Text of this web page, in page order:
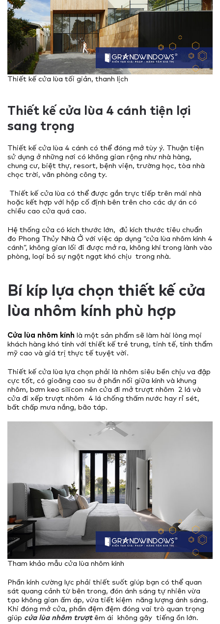
Thiết kế cửa lùa tối giản, thanh lịch
Thiết kế cửa lùa 4 cánh tiện lợi
sang trọng
Thiết kế cửa lùa 4 cánh có thể đóng mở tùy ý. Thuận tiện
sử dụng ở những nơi có không gian rộng như nhà hàng,
chung cư, biệt thự, resort, bệnh viện, trường học, tòa nhà
chọc trời, văn phòng công ty.
Thiết kế cửa lùa có thể được gắn trực tiếp trên mái nhà
hoặc kết hợp với hộp cố định bên trên cho các dự án có
chiều cao cửa quá cao.
Hệ thống cửa có kích thước lớn, đủ kích thước tiêu chuẩn
đo Phong Thủy Nhà Ở với việc áp dụng “cửa lùa nhôm kính 4
cánh”, không gian lối đi được mở ra, không khí trong lành vào
phòng, loại bỏ sự ngột ngạt khó chịu trong nhà.
Bí kíp lựa chọn thiết kế cửa
lùa nhôm kính phù hợp
Cửa lùa nhôm kính là một sản phẩm sẽ làm hài lòng mọi
khách hàng khó tính với thiết kế trẻ trung, tinh tế, tính thẩm
mỹ cao và giá trị thực tế tuyệt vời.
Thiết kế cửa lùa lựa chọn phải là nhôm siêu bền chịu va đập
cực tốt, có gioăng cao su ở phần nối giữa kính và khung
nhôm, bơm keo silicon nên cửa đi mở trượt nhôm 2 lá và
cửa đi xếp trượt nhôm 4 lá chống thấm nước hay rỉ sét,
bất chấp mưa nắng, bão táp.
Tham khảo mẫu cửa lùa nhôm kính
Phần kính cường lực phải thiết suốt giúp bạn có thể quan
sát quang cảnh từ bên trong, đón ánh sáng tự nhiên vừa
tạo không gian ấm áp, vừa tiết kiệm năng lượng ánh sáng.
Khi đóng mở cửa, phần đệm đệm đóng vai trò quan trọng
giúp cửa lùa nhôm trượtêm ái không gây tiếng ồn lớn.